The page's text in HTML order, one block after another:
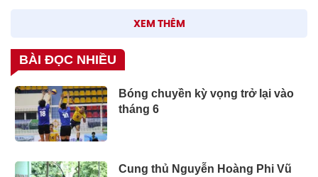
XEM THÊM
BÀI ĐỌC NHIỀU
Bóng chuyền kỳ vọng trở lại vào
tháng 6
Cung thủ Nguyễn Hoàng Phi Vũ